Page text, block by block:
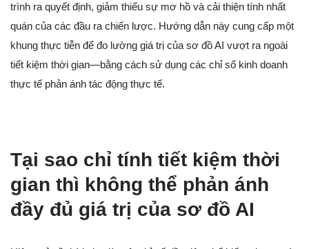
trình ra quyết định, giảm thiểu sự mơ hồ và cải thiện tính nhất
quán của các đầu ra chiến lược. Hướng dẫn này cung cấp một
khung thực tiễn để đo lường giá trị của sơ đồ AI vượt ra ngoài
tiết kiệm thời gian—bằng cách sử dụng các chỉ số kinh doanh
thực tế phản ánh tác động thực tế.
Tại sao chỉ tính tiết kiệm thời
gian thì không thể phản ánh
đầy đủ giá trị của sơ đồ AI